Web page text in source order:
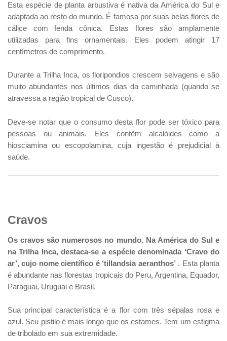
Esta espécie de planta arbustiva é nativa da América do Sul e
adaptada ao resto do mundo. É famosa por suas belas flores de
cálice com fenda cônica. Estas flores são amplamente
utilizadas para fins ornamentais. Eles podem atingir 17
centímetros de comprimento.
Durante a Trilha Inca, os floripondios crescem selvagens e são
muito abundantes nos últimos dias da caminhada (quando se
atravessa a região tropical de Cusco).
Deve-se notar que o consumo desta flor pode ser tóxico para
pessoas ou animais. Eles contêm alcalóides como a
hiosciamina ou escopolamina, cuja ingestão é prejudicial à
saúde.
Cravos
Os cravos são numerosos no mundo. Na América do Sul e
na Trilha Inca, destaca-se a espécie denominada ‘Cravo do
ar’, cujo nome científico é ‘tillandsia aeranthos’. Esta planta
é abundante nas florestas tropicais do Peru, Argentina, Equador,
Paraguai, Uruguai e Brasil.
Sua principal característica é a flor com três sépalas rosa e
azul. Seu pistilo é mais longo que os estames. Tem um estigma
de tribolado em sua extremidade.